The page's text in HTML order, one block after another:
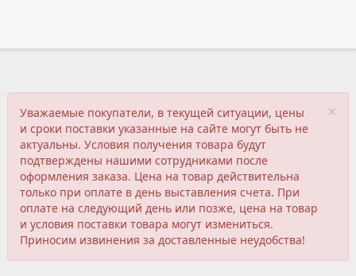
×
Уважаемые покупатели, в текущей ситуации, цены
и сроки поставки указанные на сайте могут быть не
актуальны. Условия получения товара будут
подтверждены нашими сотрудниками после
оформления заказа. Цена на товар действительна
только при оплате в день выставления счета. При
оплате на следующий день или позже, цена на товар
и условия поставки товара могут измениться.
Приносим извинения за доставленные неудобства!